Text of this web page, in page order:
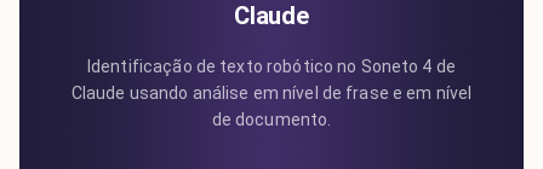
Claude
Identificação de texto robótico no Soneto 4 de
Claude usando análise em nível de frase e em nível
de documento.